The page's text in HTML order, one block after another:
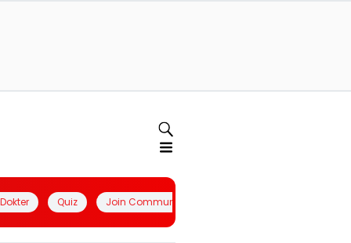
Quiz Join Community